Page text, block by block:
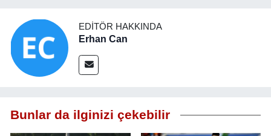
EDITÖR HAKKINDA
Erhan Can
Bunlar da ilginizi çekebilir